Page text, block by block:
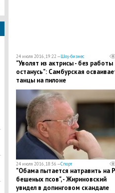
24 июля 2016, 19:22 —Шоу-бизнес
"Уволят из актрисы - без работы
останусь": Самбурская
танцы на пилоне
24 июля 2016, 18:56 —Спорт
"Обама пытается натравить на
бешеных псов", - Жириновский
увидел в допинговом скандале